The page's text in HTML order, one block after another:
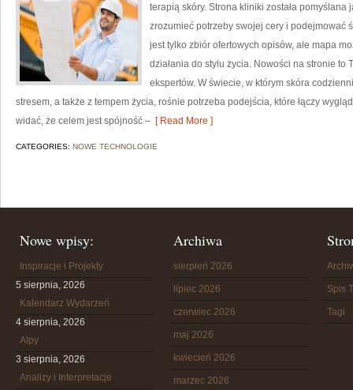
terapią skóry. Strona kliniki została
zrozumieć potrzeby swojej cery i podejmować
jest tylko zbiór ofertowych opisów, ale mapa
działania do stylu życia. Nowości na stronie to
ekspertów. W świecie, w którym skóra
stresem, a także z tempem życia, rośnie potrzeba podejścia, które łączy
widać, że celem jest spójność – [ Read More ]
CATEGORIES: NOWE TECHNOLOGIE
Nowe wpisy:
Inspiracje i Projekty
5 sierpnia, 2026
Kalendarz Wydarzeń
4 sierpnia, 2026
Alpy
3 sierpnia, 2026
Analizy i Interpretacje
Archiwa
sierpień 2026
lipiec 2026
czerwiec 2026
maj 2026
kwiecień 2026
marzec 2026
Spis
Tagi